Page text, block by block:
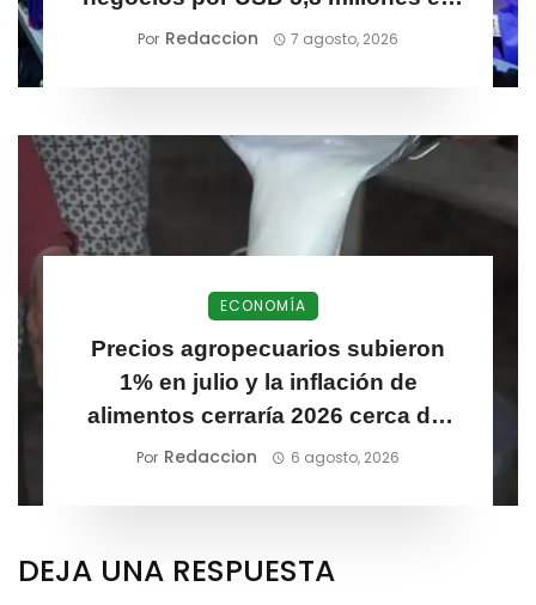
Meditech 2026
Por Redaccion 7 agosto, 2026
ECONOMÍA
Precios agropecuarios subieron
1% en julio y la inflación de
alimentos cerraría 2026 cerca del
6,1%
Por Redaccion 6 agosto, 2026
DEJA UNA RESPUESTA